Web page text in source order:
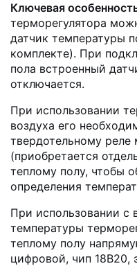
Ключевая
терморегулятора
датчик температуры
комплекте). При
пола встроенный
отключается.
При использовании
воздуха его
твердотельному реле
(приобретается
теплому полу, чтобы
определения
При использовании с
температуры
теплому полу
цифровой, чип 18B20,